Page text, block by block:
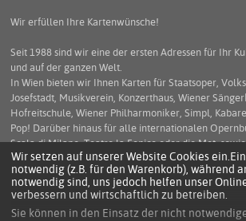
Wir erfüllen Ihre Kartenwünsche!
Seit 1988 sind wir eine der ersten Adressen für Ihr
und auf der ganzen Welt.
In Wien bieten wir Ihnen Karten für Staatsoper,
Josefstadt, Musikverein, Konzerthaus, Wiener
Hofreitschule, Wiener Philharmoniker, Simpl,
Pop! Darüber hinaus für alle internationalen
Scala di Milano, Teatro la Fenice oder die Met,
Salzburger Festspiele, die Arena di Verona und
Beratung stehen an erster Stelle um Ihnen einen
Kulturgenuss zu ermöglichen.
Wir setzen auf unserer Website Cookies
notwendig (z.B. für den Warenkorb), während
notwendig sind, uns jedoch helfen unser
verbessern und wirtschaftlich zu betreiben.
Sie können in den Einsatz der nicht